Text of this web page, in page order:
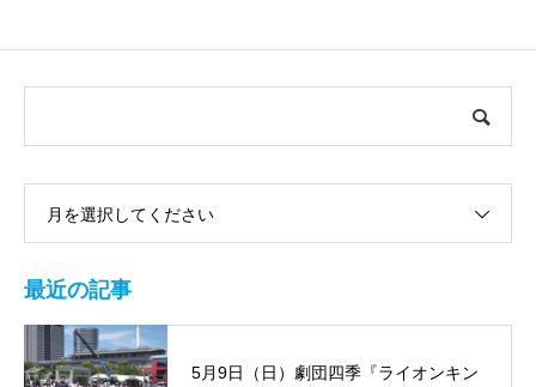
月を選択してください
最近の記事
5月9日（日）劇団四季『ライオンキン